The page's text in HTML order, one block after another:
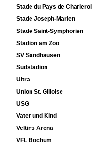
Stade du Pays de Charleroi
Stade Joseph-Marien
Stade Saint-Symphorien
Stadion am Zoo
SV Sandhausen
Südstadion
Ultra
Union St. Gilloise
USG
Vater und Kind
Veltins Arena
VFL Bochum